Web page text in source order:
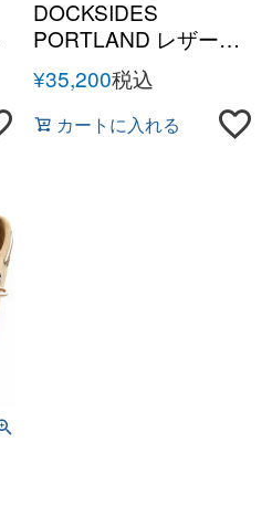
DOCKSIDES
PORTLAND レザーデ
ッキシューズ
¥35,200税込
カートに入れる